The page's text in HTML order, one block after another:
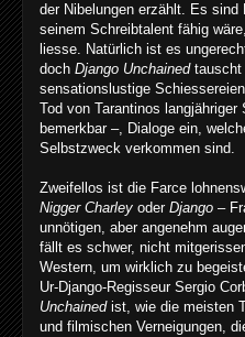
der Nibelungen erzählt. Es sind
seinem Schreibtalent fähig
liesse. Natürlich ist es
doch Django Unchainedtauscht
sensationslustige
Tod von Tarantinos
bemerkbar –, Dialoge ein,
Selbstzweck verkommen sind.
Zweifellos ist die Farce
Nigger Charley oder Django –
unnötigen, aber angenehm
fällt es schwer, nicht
Western, um wirklich zu
Ur-Django-Regisseur Sergio
Unchainedist, wie die meisten
und filmischen Verneigungen,